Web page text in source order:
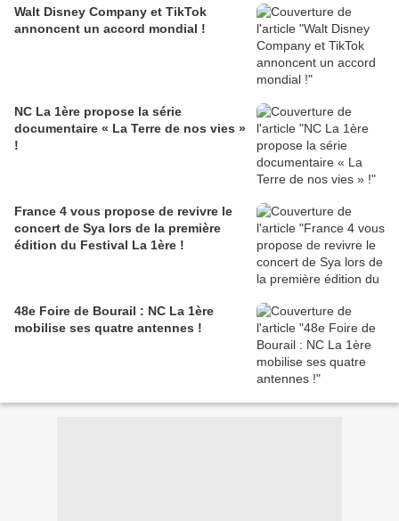
Walt Disney Company et TikTok
annoncent un accord mondial !
NC La 1ère propose la série
documentaire « La Terre de nos vies »
!
France 4 vous propose de revivre le
concert de Sya lors de la première
édition du Festival La 1ère !
48e Foire de Bourail : NC La 1ère
mobilise ses quatre antennes !